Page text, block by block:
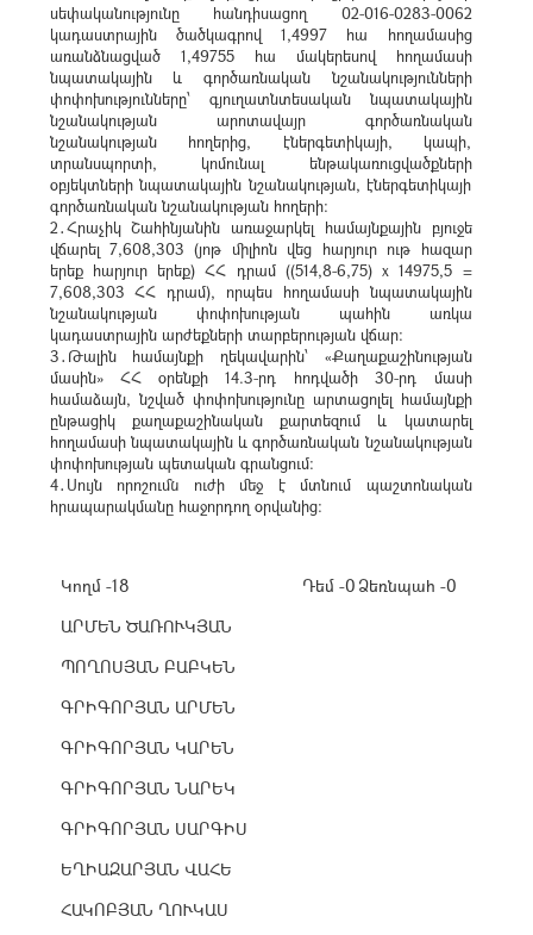
սեփականությունը հանդիսացող 02-016-0283-0062
կադաստրային ծածկագրով 1,4997 հա հողամասից
առանձնացված 1,49755 հա մակերեսով հողամասի
նպատակային և գործառնական նշանակությունների
փոփոխությունները՝ գյուղատնտեսական նպատակային
նշանակության արոտավայր գործառնական
նշանակության հողերից, էներգետիկայի, կապի,
տրանսպորտի, կոմունալ ենթակառուցվածքների
օբյեկտների նպատակային նշանակության, էներգետիկայի
գործառնական նշանակության հողերի:
2․Հրաչիկ Շահինյանին առաջարկել համայնքային բյուջե
վճարել 7,608,303 (յոթ միլիոն վեց հարյուր ութ հազար
երեք հարյուր երեք) ՀՀ դրամ ((514,8-6,75) x 14975,5 =
7,608,303 ՀՀ դրամ), որպես հողամասի նպատակային
նշանակության փոփոխության պահին առկա
կադաստրային արժեքների տարբերության վճար։
3․Թալին համայնքի ղեկավարին՝ «Քաղաքաշինության
մասին» ՀՀ օրենքի 14.3-րդ հոդվածի 30-րդ մասի
համաձայն, նշված փոփոխությունը արտացոլել համայնքի
ընթացիկ քաղաքաշինական քարտեզում և կատարել
հողամասի նպատակային և գործառնական նշանակության
փոփոխության պետական գրանցում:
4․Սույն որոշումն ուժի մեջ է մտնում պաշտոնական
հրապարակմանը հաջորդող օրվանից:
Կողմ -18
ԱՐՄԵՆ ԾԱՌՈՒԿՅԱՆ
ՊՈՂՈՍՅԱՆ ԲԱԲԿԵՆ
ԳՐԻԳՈՐՅԱՆ ԱՐՄԵՆ
ԳՐԻԳՈՐՅԱՆ ԿԱՐԵՆ
ԳՐԻԳՈՐՅԱՆ ՆԱՐԵԿ
ԳՐԻԳՈՐՅԱՆ ՍԱՐԳԻՍ
ԵՂԻԱԶԱՐՅԱՆ ՎԱՀԵ
ՀԱԿՈԲՅԱՆ ՂՈՒԿԱՍ
Դեմ -0 Ձեռնպահ -0